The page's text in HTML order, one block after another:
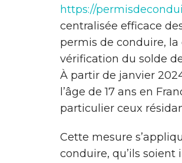
https://
centralisée efficace
permis de conduire,
vérification du solde
À partir de janvier
l’âge de 17 ans en
particulier ceux
Cette mesure
conduire, qu’ils